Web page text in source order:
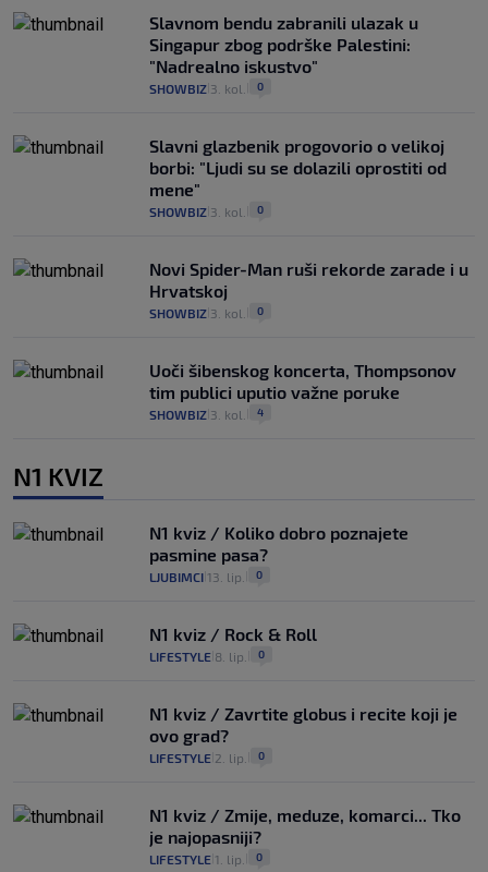
Slavnom bendu zabranili ulazak u
Singapur zbog podrške Palestini:
"Nadrealno iskustvo"
SHOWBIZ 3. kol. 0
Slavni glazbenik progovorio o velikoj
borbi: "Ljudi su se dolazili oprostiti od
mene"
SHOWBIZ 3. kol. 0
Novi Spider-Man ruši rekorde zarade i u
Hrvatskoj
SHOWBIZ 3. kol. 0
Uoči šibenskog koncerta, Thompsonov
tim publici uputio važne poruke
SHOWBIZ 3. kol. 4
N1 KVIZ
N1 kviz / Koliko dobro poznajete
pasmine pasa?
LJUBIMCI 13. lip. 0
N1 kviz / Rock & Roll
LIFESTYLE 8. lip. 0
N1 kviz / Zavrtite globus i recite koji je
ovo grad?
LIFESTYLE 2. lip. 0
N1 kviz / Zmije, meduze, komarci... Tko
je najopasniji?
LIFESTYLE 1. lip. 0